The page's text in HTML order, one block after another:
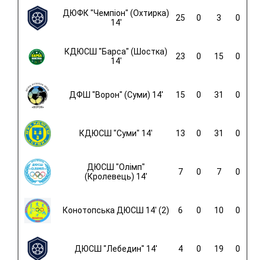
ДЮФК "Чемпіон" (Охтирка)
14'
25 0 3 0
КДЮСШ "Барса" (Шостка)
14'
23 0 15 0
ДФШ "Ворон" (Суми) 14' 15 0 31 0
КДЮСШ "Суми" 14' 13 0 31 0
ДЮСШ "Олімп"
(Кролевець) 14'
7 0 7 0
Конотопська ДЮСШ 14' (2) 6 0 10 0
ДЮСШ "Лебедин" 14' 4 0 19 0